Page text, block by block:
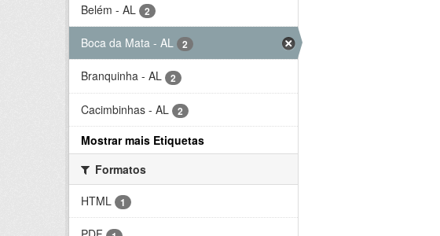
Belém - AL 2
Boca da Mata - AL 2
Branquinha - AL 2
Cacimbinhas - AL 2
Mostrar mais Etiquetas
Formatos
HTML
1